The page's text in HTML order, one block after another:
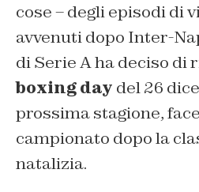
cose – degli episodi di
avvenuti dopo Inter-
di Serie A ha deciso di
boxing day del 26
prossima stagione,
campionato dopo la
natalizia.